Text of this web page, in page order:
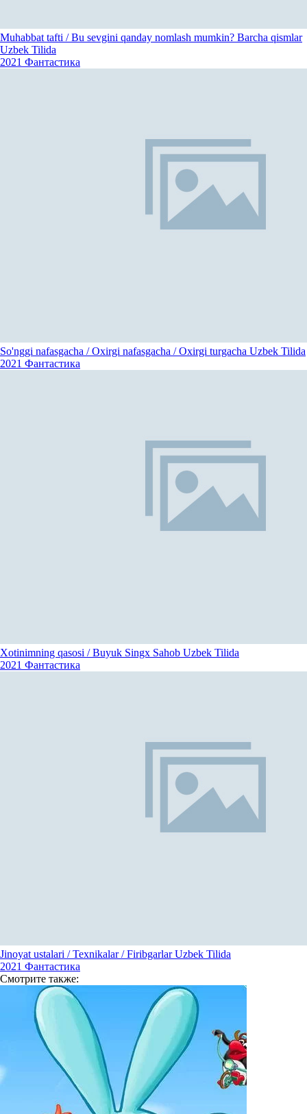
Muhabbat tafti / Bu sevgini qanday nomlash mumkin? Barcha qismlar
Uzbek Tilida
2021 Фантастика
So'nggi nafasgacha / Oxirgi nafasgacha / Oxirgi turgacha Uzbek Tilida
2021 Фантастика
Xotinimning qasosi / Buyuk Singx Sahob Uzbek Tilida
2021 Фантастика
Jinoyat ustalari / Texnikalar / Firibgarlar Uzbek Tilida
2021 Фантастика
Смотрите также: